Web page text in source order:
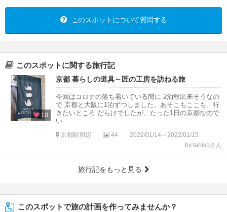
このスポットについて質問する
このスポットに関する旅行記
10
京都 暮らしの道具～匠の工房を訪ねる旅
今回はコロナの落ち着いている間に 2泊程出来そうなの
で 京都と大阪に1泊ずつしました。あそこもここも、行
きたいところ だらけでしたが、たった1日の京都なので
い...
京都駅周辺 44
2022/01/14～2022/01/15
by tabikoさん
旅行記をもっと見る
このスポットで旅の計画を作ってみませんか？